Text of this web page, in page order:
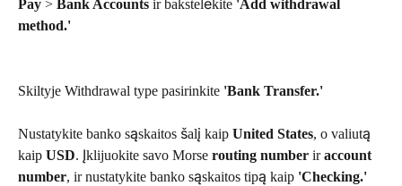
Pay > Bank Accounts ir bakstelėkite 'Add withdrawal
method.'
Skiltyje Withdrawal type pasirinkite 'Bank Transfer.'
Nustatykite banko sąskaitos šalį kaip United States, o valiutą
kaip USD. Įklijuokite savo Morse routing number ir account
number, ir nustatykite banko sąskaitos tipą kaip 'Checking.'